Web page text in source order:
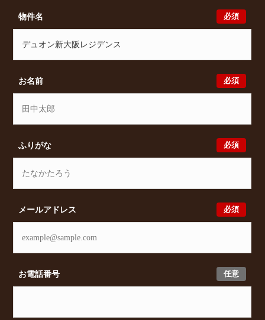
をはじめ、宮原2丁目13-13周辺エリアで賃貸物件・マ
ンションをお探しでしたら、ぜひ大阪分譲賃貸
譲賃貸Classicalでは、お問い合わせ以外にも来店予約
望の条件をいただきましたら、プロの目線からおすす
めの賃貸物件をご提案いたします。
必須
物件名
必須
お名前
必須
ふりがな
必須
メールアドレス
任意
お電話番号